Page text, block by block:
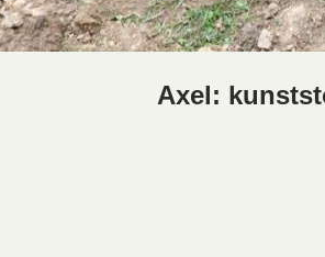
Axel: